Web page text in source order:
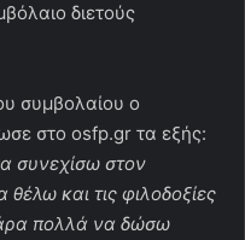
διετούς
συμβολαίου ο
στο osfp.gr τα εξής:
συνεχίσω στον
και τις φιλοδοξίες
πολλά να δώσω